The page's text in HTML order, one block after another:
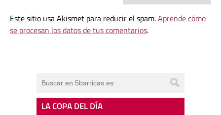
Este sitio usa Akismet para reducir el spam.Aprende cómo
se procesan los datos de tus comentarios.
LA COPA DEL DÍA